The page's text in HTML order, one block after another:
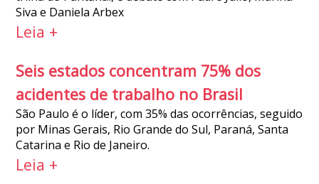
Siva e Daniela Arbex
Leia +
Seis estados concentram 75% dos
acidentes de trabalho no Brasil
São Paulo é o líder, com 35% das ocorrências, seguido
por Minas Gerais, Rio Grande do Sul, Paraná, Santa
Catarina e Rio de Janeiro.
Leia +